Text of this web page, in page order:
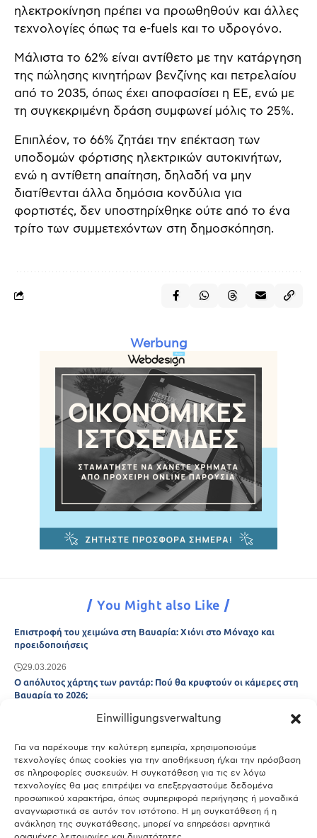
Einwilligungsverwaltung
Για να παρέχουμε την καλύτερη εμπειρία, χρησιμοποιούμε
τεχνολογίες όπως cookies για την αποθήκευση ή/και την πρόσβαση
σε πληροφορίες συσκευών. Η συγκατάθεση για τις εν λόγω
τεχνολογίες θα μας επιτρέψει να επεξεργαστούμε δεδομένα
προσωπικού χαρακτήρα, όπως συμπεριφορά περιήγησης ή μοναδικά
αναγνωριστικά σε αυτόν τον ιστότοπο. Η μη συγκατάθεση ή η
ανάκληση της συγκατάθεσης, μπορεί να επηρεάσει αρνητικά
ηλεκτροκίνηση πρέπει να προωθηθούν και άλλες
τεχνολογίες όπως τα e-fuels και το υδρογόνο.
Μάλιστα το 62% είναι αντίθετο με την κατάργηση
της πώλησης κινητήρων βενζίνης και πετρελαίου
από το 2035, όπως έχει αποφασίσει η ΕΕ, ενώ με
τη συγκεκριμένη δράση συμφωνεί μόλις το 25%.
Επιπλέον, το 66% ζητάει την επέκταση των
υποδομών φόρτισης ηλεκτρικών αυτοκινήτων,
ενώ η αντίθετη απαίτηση, δηλαδή να μην
διατίθενται άλλα δημόσια κονδύλια για
φορτιστές, δεν υποστηρίχθηκε ούτε από το ένα
τρίτο των συμμετεχόντων στη δημοσκόπηση.
Werbung
You Might also Like
Επιστροφή του χειμώνα στη Βαυαρία: Χιόνι στο Μόναχο και
προειδοποιήσεις
29.03.2026
Ο απόλυτος χάρτης των ραντάρ: Πού θα κρυφτούν οι κάμερες στη
Βαυαρία το 2026;
Μόναχο;
25.03.2026
Θύελλα χτυπά το Μόναχο: Κίνδυνος από τους ισχυρούς ανέμους
και τις καταιγίδες
25.03.2026